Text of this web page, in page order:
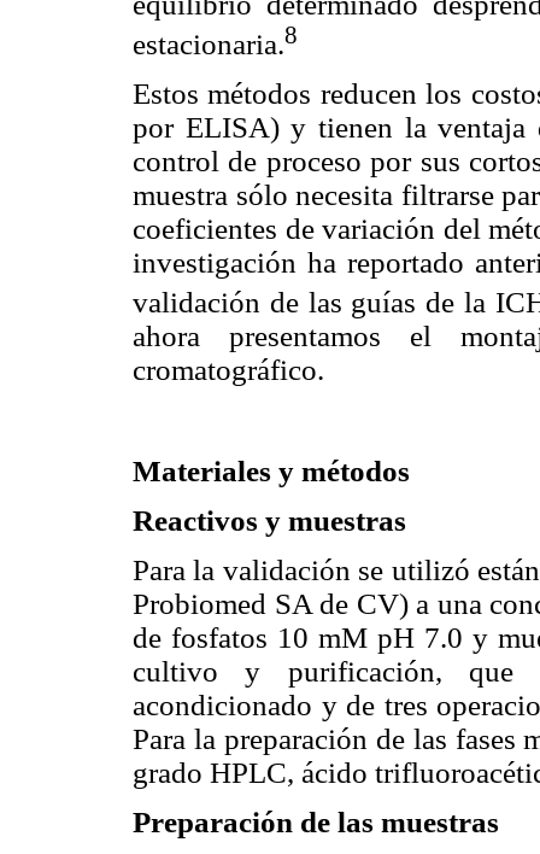
estacionaria.8
Estos métodos reducen los
por ELISA) y tienen la ventaja
control de proceso por sus
muestra sólo necesita filtrarse
coeficientes de variación del
investigación ha reportado
validación de las guías de la
ahora presentamos el
cromatográfico.
Materiales y métodos
Reactivos y muestras
Para la validación se utilizó
Probiomed SA de CV) a una
de fosfatos 10 mM pH 7.0 y
cultivo y purificación,
acondicionado y de tres
Para la preparación de las fases
grado HPLC, ácido
Preparación de las muestras